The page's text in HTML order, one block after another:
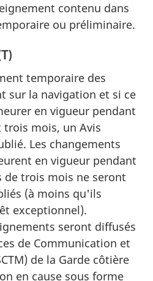
contenu dans
ou préliminaire.
temporaire des
sur la navigation et si ce
en vigueur pendant
trois mois, un Avis
Les changements
en vigueur pendant
de trois mois ne seront
(à moins qu'ils
exceptionnel).
seront diffusés
de Communication et
de la Garde côtière
en cause sous forme